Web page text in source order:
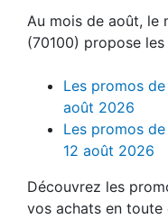
Au mois de août, le
(70100) propose
Les promos
août 2026
Les promos
12 août 2026
Découvrez les
vos achats en toute